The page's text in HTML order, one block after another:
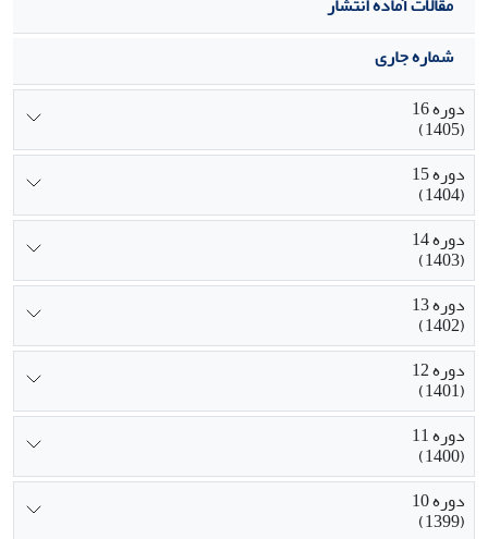
شماره جاری
دوره 16
(1405)
دوره 15
(1404)
دوره 14
(1403)
دوره 13
(1402)
دوره 12
(1401)
دوره 11
(1400)
دوره 10
(1399)